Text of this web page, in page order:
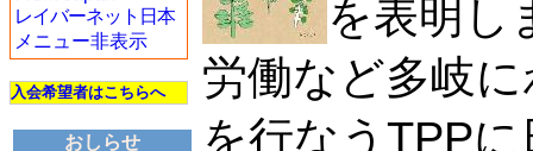
レイバーネット日本
メニュー非表示
入会希望者はこちらへ
おしらせ
を表明し
労働など多岐
を行なうTPP